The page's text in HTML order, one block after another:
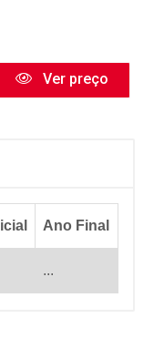
Ver preço
Ano Final
...